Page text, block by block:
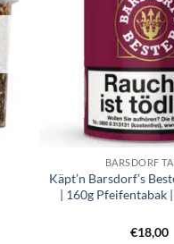
BARSDORF
Käpt’n Barsdorf’s
| 160g Pfeifentabak
€18,00